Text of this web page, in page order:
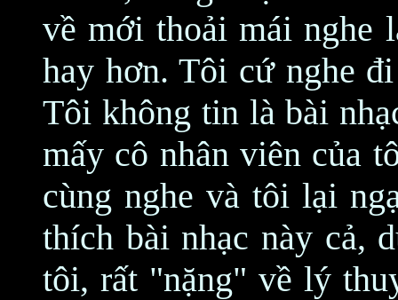
về mới thoải mái nghe
hay hơn. Tôi cứ nghe
Tôi không tin là bài
mấy cô nhân viên của
cùng nghe và tôi lại
thích bài nhạc này cả,
tôi, rất "nặng" về lý